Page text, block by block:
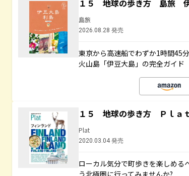
１５ 地球の歩き方 島旅
島旅
2026.08.28 発売
東京から高速船でわずか1時間45
火山島「伊豆大島」の完全ガイド
１５ 地球の歩き方 Ｐｌａ
Plat
2020.03.04 発売
ローカル気分で町歩きを楽しめる
う北極圏に行ってみませんか?